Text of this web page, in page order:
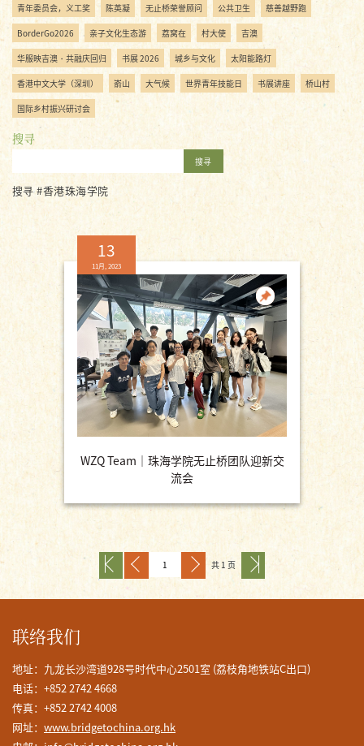
青年委员会，义工奖 陈英凝 无止桥荣誉顾问 公共卫生 慈善越野跑
BorderGo2026 亲子文化生态游 荔窝在 村大使 吉澳
华服映吉澳・共融庆回归 书展 2026 城乡与文化 太阳能路灯
香港中文大学（深圳） 嵛山 大气候 世界青年技能日 书展讲座 桥山村
国际乡村振兴研讨会
搜寻
搜寻
搜寻 #香港珠海学院
13
11月, 2023
WZQ Team｜珠海学院无止桥团队迎新交
流会
共 1 页
联络我们
地址：九龙长沙湾道928号时代中心2501室 (荔枝角地铁站C出口)
电话：+852 2742 4668
传真：+852 2742 4008
网址： www.bridgetochina.org.hk